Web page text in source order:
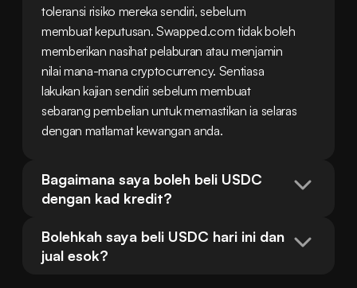
toleransi risiko mereka sendiri, sebelum
membuat keputusan. Swapped.com tidak boleh
memberikan nasihat pelaburan atau menjamin
nilai mana-mana cryptocurrency. Sentiasa
lakukan kajian sendiri sebelum membuat
sebarang pembelian untuk memastikan ia selaras
dengan matlamat kewangan anda.
Bagaimana saya boleh beli USDC
dengan kad kredit?
Bolehkah saya beli USDC hari ini dan
jual esok?